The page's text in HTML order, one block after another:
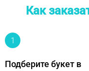
Как
1
Подберите букет в